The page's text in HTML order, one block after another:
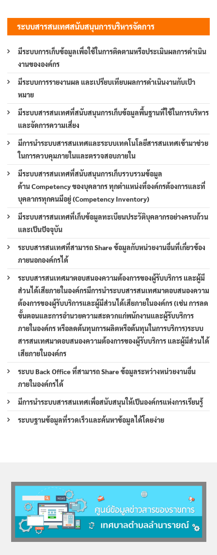
ระบบสารสนเทศสนับสนุนการบริหารจัดการ
มีระบบการเก็บข้อมูลเพื่อใช้ในการติดตามหรือประเมินผลการดำเนิน
งานขององค์กร
มีระบบการรายงานผล และเปรียบเทียบผลการดำเนินงานกับเป้า
หมาย
มีระบบสารสนเทศที่สนับสนุนการเก็บข้อมูลพื้นฐานที่ใช้ในการบริหาร
และจัดการความเสี่ยง
มีการนำระบบสารสนเทศและระบบเทคโนโลยีสารสนเทศเข้ามาช่วย
ในการควบคุมภายในและตรวจสอบภายใน
มีระบบสารสนเทศที่สนับสนุนการเก็บรวบรวมข้อมูล
ด้าน Competency ของบุคลากร ทุกตำแหน่งที่องค์กรต้องการและที่
บุคลากรทุกคนมีอยู่ (Competency Inventory)
มีระบบสารสนเทศที่เก็บข้อมูลทะเบียนประวัติบุคลากรอย่างครบถ้วน
และเป็นปัจจุบัน
ระบบสารสนเทศที่สามารถ Share ข้อมูลกับหน่วยงานอื่นที่เกี่ยวข้อง
ภายนอกองค์กรได้
ระบบสารสนเทศมาตอบสนองความต้องการของผู้รับบริการ และผู้มี
ส่วนได้เสียภายในองค์กรมีการนำระบบสารสนเทศมาตอบสนองความ
ต้องการของผู้รับบริการและผู้มีส่วนได้เสียภายในองค์กร (เช่น การลด
ขั้นตอนและการอำนวยความสะดวกแก่พนักงานและผู้รับบริการ
ภายในองค์กร หรือลดต้นทุนการผลิตหรือต้นทุนในการบริการ)ระบบ
สารสนเทศมาตอบสนองความต้องการของผู้รับบริการ และผู้มีส่วนได้
เสียภายในองค์กร
ระบบ Back Office ที่สามารถ Share ข้อมูลระหว่างหน่วยงานอื่น
ภายในองค์กรได้
มีการนำระบบสารสนเทศเพื่อสนับสนุนให้เป็นองค์กรแห่งการเรียนรู้
ระบบฐานข้อมูลที่รวดเร็วและค้นหาข้อมูลได้โดยง่าย